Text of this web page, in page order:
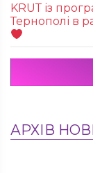
KRUТ із
Тернополі в
АРХІВ